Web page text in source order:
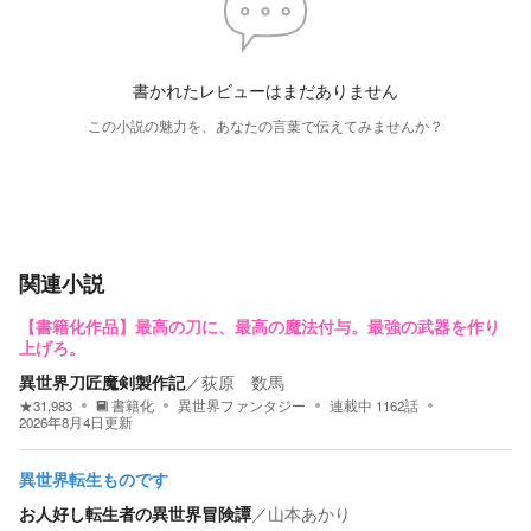
書かれたレビューはまだありません
この小説の魅力を、あなたの言葉で伝えてみませんか？
関連小説
【書籍化作品】最高の刀に、最高の魔法付与。最強の武器を作り
上げろ。
異世界刀匠魔剣製作記／荻原 数馬
★31,983 書籍化 異世界ファンタジー 連載中 1162話
2026年8月4日更新
異世界転生ものです
お人好し転生者の異世界冒険譚／山本あかり